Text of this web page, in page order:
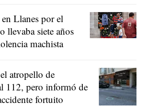
Llanes por el
llevaba siete años
machista
atropello de
112, pero informó de
fortuito